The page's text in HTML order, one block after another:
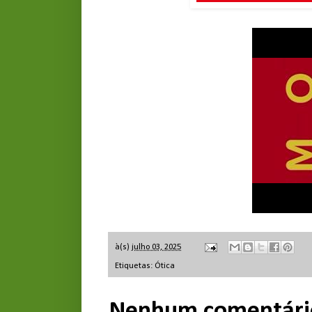
à(s) julho 03, 2025
Etiquetas: Ótica